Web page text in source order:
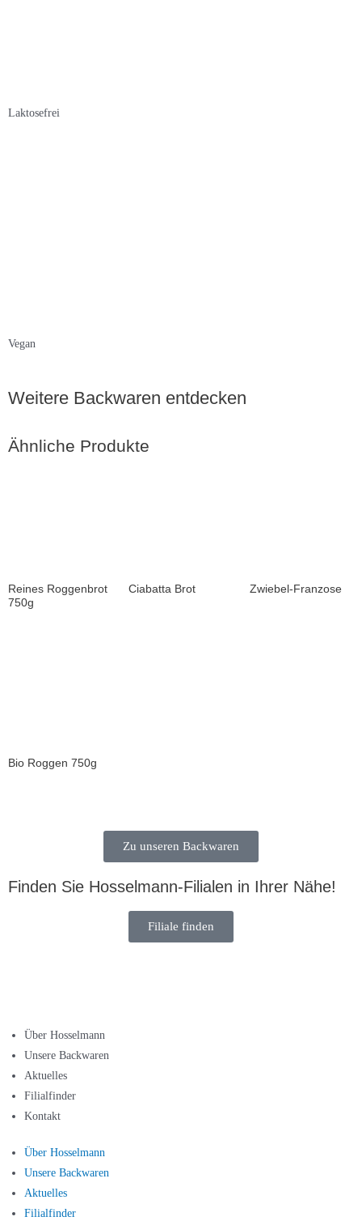
Laktosefrei
Vegan
Weitere Backwaren entdecken
Ähnliche Produkte
Reines Roggenbrot
750g
Ciabatta Brot Zwiebel-Franzose
Bio Roggen 750g
Zu unseren Backwaren
Finden Sie Hosselmann-Filialen in Ihrer Nähe!
Filiale finden
Über Hosselmann
Unsere Backwaren
Aktuelles
Filialfinder
Kontakt
Über Hosselmann
Unsere Backwaren
Aktuelles
Filialfinder